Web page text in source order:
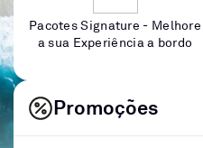
Pacotes Signature - Melhore
a sua Experiência a bordo
Promoções